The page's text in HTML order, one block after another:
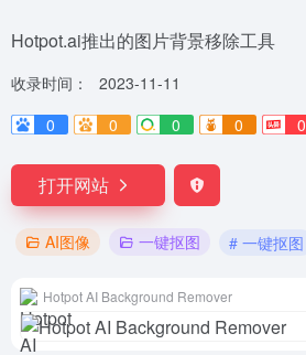
Hotpot.ai推出的图片背景移除工具
收录时间：
2023-11-11
0
0 0 0 0
打开网站
AI图像 一键抠图 # 一键抠图
Hotpot AI Background Remover